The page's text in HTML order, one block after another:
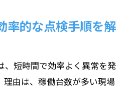
率的な点検手順を解
、短時間で効率よく異常を発
理由は、稼働台数が多い現場